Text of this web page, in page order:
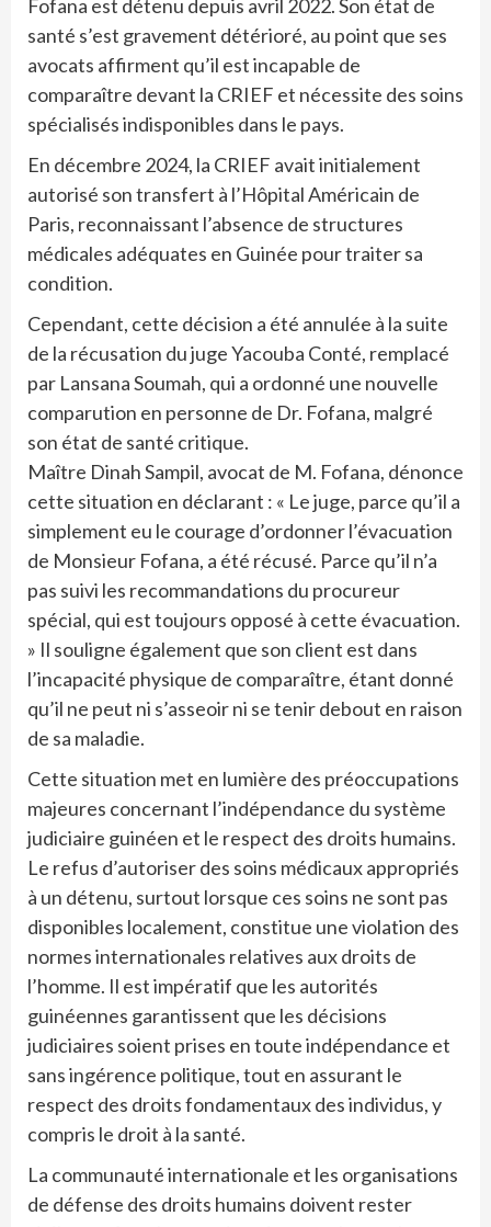
Fofana est détenu depuis avril 2022. Son état de
santé s’est gravement détérioré, au point que ses
avocats affirment qu’il est incapable de
comparaître devant la CRIEF et nécessite des soins
spécialisés indisponibles dans le pays.
En décembre 2024, la CRIEF avait initialement
autorisé son transfert à l’Hôpital Américain de
Paris, reconnaissant l’absence de structures
médicales adéquates en Guinée pour traiter sa
condition.
Cependant, cette décision a été annulée à la suite
de la récusation du juge Yacouba Conté, remplacé
par Lansana Soumah, qui a ordonné une nouvelle
comparution en personne de Dr. Fofana, malgré
son état de santé critique.
Maître Dinah Sampil, avocat de M. Fofana, dénonce
cette situation en déclarant : « Le juge, parce qu’il a
simplement eu le courage d’ordonner l’évacuation
de Monsieur Fofana, a été récusé. Parce qu’il n’a
pas suivi les recommandations du procureur
spécial, qui est toujours opposé à cette évacuation.
» Il souligne également que son client est dans
l’incapacité physique de comparaître, étant donné
qu’il ne peut ni s’asseoir ni se tenir debout en raison
de sa maladie.
Cette situation met en lumière des préoccupations
majeures concernant l’indépendance du système
judiciaire guinéen et le respect des droits humains.
Le refus d’autoriser des soins médicaux appropriés
à un détenu, surtout lorsque ces soins ne sont pas
disponibles localement, constitue une violation des
normes internationales relatives aux droits de
l’homme. Il est impératif que les autorités
guinéennes garantissent que les décisions
judiciaires soient prises en toute indépendance et
sans ingérence politique, tout en assurant le
respect des droits fondamentaux des individus, y
compris le droit à la santé.
La communauté internationale et les organisations
de défense des droits humains doivent rester